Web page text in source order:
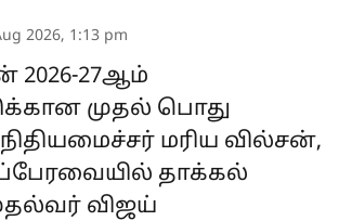
2026, 1:13 pm
2026-27ஆம்
முதல் பொது
மரிய வில்சன்,
தாக்கல்
விஜய்